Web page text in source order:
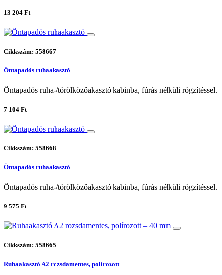
13 204 Ft
Cikkszám: 558667
Öntapadós ruhaakasztó
Öntapadós ruha-/törölközőakasztó kabinba, fúrás nélküli rögzítéssel.
7 104 Ft
Cikkszám: 558668
Öntapadós ruhaakasztó
Öntapadós ruha-/törölközőakasztó kabinba, fúrás nélküli rögzítéssel.
9 575 Ft
Cikkszám: 558665
Ruhaakasztó A2 rozsdamentes, polírozott